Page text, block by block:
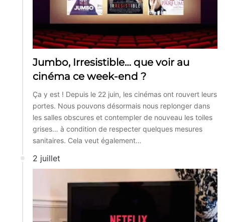
Jumbo, Irresistible… que voir au
cinéma ce week-end ?
Ça y est ! Depuis le 22 juin, les cinémas ont rouvert leurs
portes. Nous pouvons désormais nous replonger dans
les salles obscures et contempler de nouveau les toiles
grises… à condition de respecter quelques mesures
sanitaires. Cela veut également…
2 juillet